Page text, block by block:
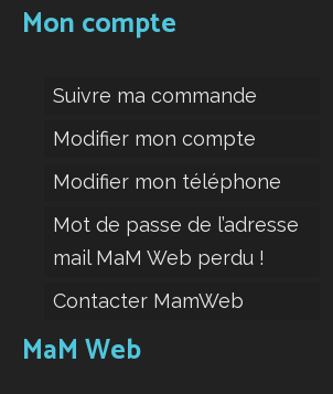
Mon compte
Suivre ma commande
Modifier mon compte
Modifier mon téléphone
Mot de passe de l’adresse
mail MaM Web perdu !
Contacter MamWeb
MaM Web